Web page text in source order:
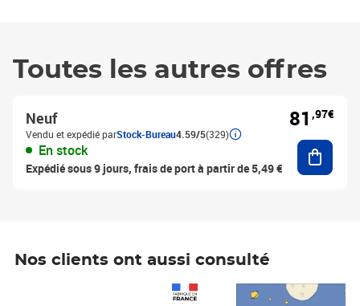
Toutes les autres offres
Neuf
Vendu et expédié parStock-Bureau4.59/5(329)
En stock
Expédié sous 9 jours, frais de port à partir de 5,49 €
81 ,97€
Nos clients ont aussi consulté
Prix 7,50€